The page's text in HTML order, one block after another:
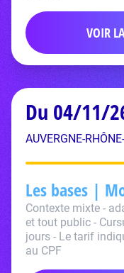
VOIR
Du 04/11/
AUVERGNE-
Les bases |
Contexte mixte -
et tout public -
jours - Le tarif
au CPF